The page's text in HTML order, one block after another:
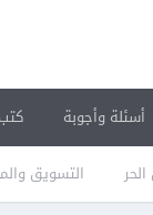
التسويق
أسئلة وأجوبة كتب